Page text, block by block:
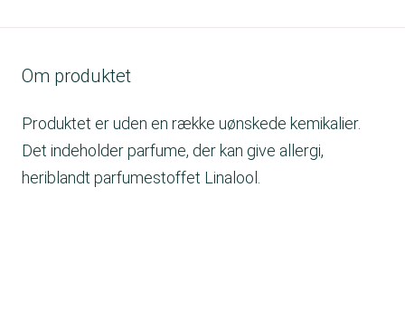
Om produktet
Produktet er uden en række uønskede kemikalier.
Det indeholder parfume, der kan give allergi,
heriblandt parfumestoffet Linalool.